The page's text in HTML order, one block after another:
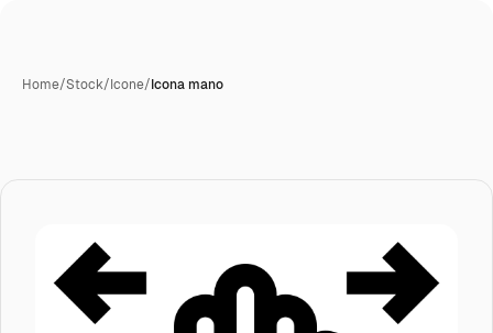
Home/Stock/Icone/Icona mano